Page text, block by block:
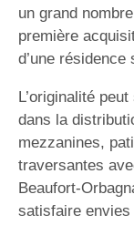
un grand
première
d’une
L’originalité
dans la
mezzanines,
traversantes
Beaufort-
satisfaire